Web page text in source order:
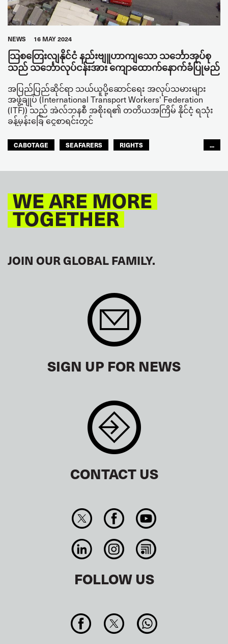
NEWS 16 MAY 2024
သြစတြေးလျနိုင်ငံ နည်းဗျူဟာကျသော သင်္ဘောအုပ်စု
သည် သင်္ဘောလုပ်ငန်းအား ကျောထောက်နောက်ခံပြုမည်
အပြည်ပြည်ဆိုင်ရာ သယ်ယူပို့ဆောင်ရေး အလုပ်သမားများ
အဖွဲ့ချုပ် (International Transport Workers' Federation
(ITF)) သည် အဲလ်ဘနစီ အစိုးရ၏ တတိယအကြိမ် နိုင်ငံ့ ရသုံး
ခန့်မှန်းခြေ ငွေစာရင်းတွင်
CABOTAGE SEAFARERS
RIGHTS
...
WE ARE MORE
TOGETHER
JOIN OUR GLOBAL FAMILY.
SIGN UP FOR NEWS
CONTACT US
FOLLOW US